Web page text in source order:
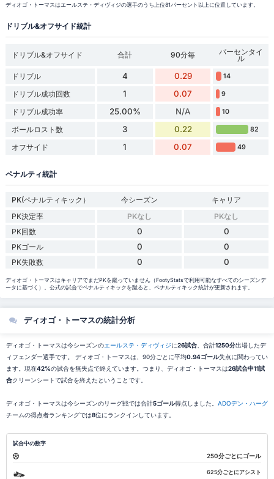
ディオゴ・トーマスはエールステ・ディヴィジの選手のうち上位81パーセント以上に位置しています。
ドリブル&オフサイド統計
ドリブル&オフサイド 合計 90分毎 パーセンタイ
ル
ドリブル
4 0.29 14
ドリブル成功回数 1 0.07 9
ドリブル成功率 25.00% N/A 10
ボールロスト数 3 0.22 82
オフサイド 1 0.07 49
ペナルティ統計
PK(ペナルティキック） 今シーズン
キャリア
PK決定率
PKなし
PKなし
PK回数
0 0
PKゴール 0 0
PK失敗数 0 0
ディオゴ・トーマスはキャリアでまだPKを蹴っていません（FootyStatsで利用可能なすべてのシーズンデ
ータに基づく）。公式の試合でペナルティキックを蹴ると、ペナルティキック統計が更新されます。
ディオゴ・トーマスの統計分析
ディオゴ・トーマスは今シーズンのエールステ・ディヴィジに26試合、合計1250分出場したデ
ィフェンダー選手です。 ディオゴ・トーマスは、90分ごとに平均0.94ゴール失点に関わってい
ます。現在42%の試合を無失点で終えています。つまり、ディオゴ・トーマスは26試合中11試
合クリーンシートで試合を終えたということです。
ディオゴ・トーマスは今シーズンのリーグ戦では合計5ゴール得点しました。 ADOデン・ハーグ
チームの得点者ランキングでは8位にランクインしています。
試合中の数字
250分ごとにゴール
625分ごとにアシスト